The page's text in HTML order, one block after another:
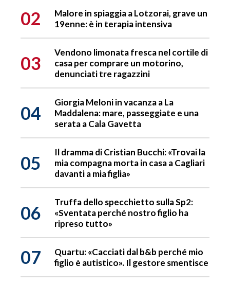
02
Malore in spiaggia a Lotzorai, grave un
19enne: è in terapia intensiva
03
Vendono limonata fresca nel cortile di
casa per comprare un motorino,
denunciati tre ragazzini
04
Giorgia Meloni in vacanza a La
Maddalena: mare, passeggiate e una
serata a Cala Gavetta
05
Il dramma di Cristian Bucchi: «Trovai la
mia compagna morta in casa a Cagliari
davanti a mia figlia»
06
Truffa dello specchietto sulla Sp2:
«Sventata perché nostro figlio ha
ripreso tutto»
07
Quartu: «Cacciati dal b&b perché mio
figlio è autistico». Il gestore smentisce